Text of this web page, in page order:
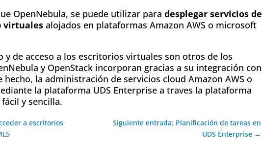
OpenNebula, se puede utilizar para desplegar servicios de
virtuales alojados en plataformas Amazon AWS o microsoft
y de acceso a los escritorios virtuales son otros de los
y OpenStack incorporan gracias a su integración con
hecho, la administración de servicios cloud Amazon AWS o
la plataforma UDS Enterprise a traves la plataforma
y sencilla.
a escritorios
Siguiente entrada: Planificación de tareas en
UDS Enterprise →